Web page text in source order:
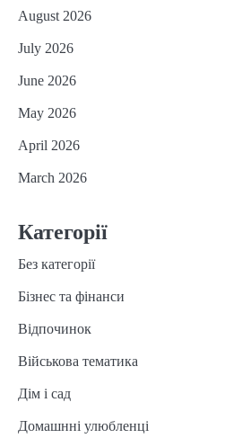
August 2026
July 2026
June 2026
May 2026
April 2026
March 2026
Категорії
Без категорії
Бізнес та фінанси
Відпочинок
Військова тематика
Дім і сад
Домашнні улюбленці